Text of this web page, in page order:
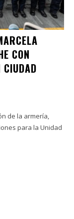
CON
de la armería,
para la Unidad